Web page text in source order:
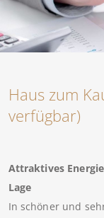
Haus zum
verfügbar)
Attraktives
Lage
In schöner und